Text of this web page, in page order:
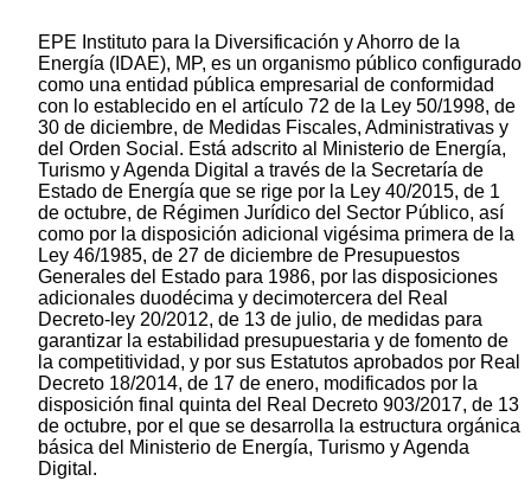
EPE Instituto para la Diversificación y Ahorro de la
Energía (IDAE), MP, es un organismo público configurado
como una entidad pública empresarial de conformidad
con lo establecido en el artículo 72 de la Ley 50/1998, de
30 de diciembre, de Medidas Fiscales, Administrativas y
del Orden Social. Está adscrito al Ministerio de Energía,
Turismo y Agenda Digital a través de la Secretaría de
Estado de Energía que se rige por la Ley 40/2015, de 1
de octubre, de Régimen Jurídico del Sector Público, así
como por la disposición adicional vigésima primera de la
Ley 46/1985, de 27 de diciembre de Presupuestos
Generales del Estado para 1986, por las disposiciones
adicionales duodécima y decimotercera del Real
Decreto-ley 20/2012, de 13 de julio, de medidas para
garantizar la estabilidad presupuestaria y de fomento de
la competitividad, y por sus Estatutos aprobados por Real
Decreto 18/2014, de 17 de enero, modificados por la
disposición final quinta del Real Decreto 903/2017, de 13
de octubre, por el que se desarrolla la estructura orgánica
básica del Ministerio de Energía, Turismo y Agenda
Digital.